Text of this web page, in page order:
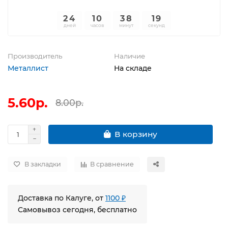
24
дней
10
часов
38
минут
19
секунд
Производитель
Металлист
Наличие
На складе
5.60р. 8.00р.
В корзину
В закладки В сравнение
Доставка по Калуге, от 1100 ₽
Самовывоз сегодня, бесплатно